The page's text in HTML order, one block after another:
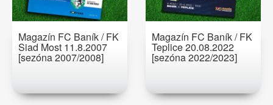
Magazín FC Baník / FK
Siad Most 11.8.2007
[sezóna 2007/2008]
Magazín FC Baník / FK
Teplice 20.08.2022
[sezóna 2022/2023]